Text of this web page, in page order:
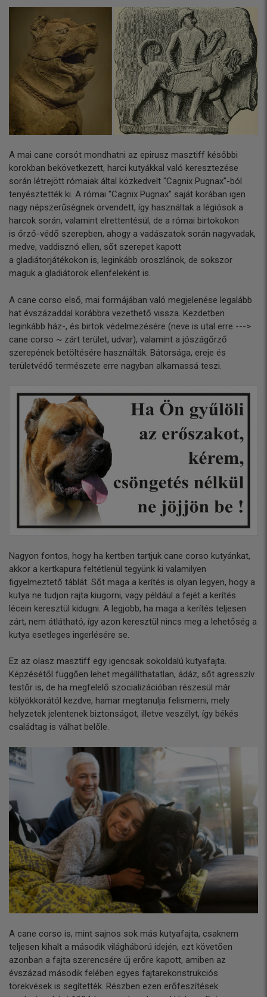
A mai cane corsót mondhatni az epirusz masztiff későbbi
korokban bekövetkezett, harci kutyákkal való keresztezése
során létrejött rómaiak által közkedvelt "Cagnix Pugnax"-ból
tenyésztették ki. A római "Cagnix Pugnax" saját korában igen
nagy népszerűségnek örvendett, így használtak a légiósok a
harcok során, valamint elrettentésül, de a római birtokokon
is őrző-védő szerepben, ahogy a vadászatok során nagyvadak,
medve, vaddisznó ellen, sőt szerepet kapott
a gladiátorjátékokon is, leginkább oroszlánok, de sokszor
maguk a gladiátorok ellenfeleként is.
A cane corso első, mai formájában való megjelenése legalább
hat évszázaddal korábbra vezethető vissza. Kezdetben
leginkább ház-, és birtok védelmezésére (neve is utal erre --->
cane corso ~ zárt terület, udvar), valamint a jószágőrző
szerepének betöltésére használták. Bátorsága, ereje és
területvédő természete erre nagyban alkamassá teszi.
Nagyon fontos, hogy ha kertben tartjuk cane corso kutyánkat,
akkor a kertkapura feltétlenül tegyünk ki valamilyen
figyelmeztető táblát. Sőt maga a kerítés is olyan legyen, hogy a
kutya ne tudjon rajta kiugorni, vagy például a fejét a kerítés
lécein keresztül kidugni. A legjobb, ha maga a kerítés teljesen
zárt, nem átlátható, így azon keresztül nincs meg a lehetőség a
kutya esetleges ingerlésére se.
Ez az olasz masztiff egy igencsak sokoldalú kutyafajta.
Képzésétől függően lehet megállíthatatlan, ádáz, sőt agresszív
testőr is, de ha megfelelő szocializációban részesül már
kölyökkorától kezdve, hamar megtanulja felismerni, mely
helyzetek jelentenek biztonságot, illetve veszélyt, így békés
családtag is válhat belőle.
A cane corso is, mint sajnos sok más kutyafajta, csaknem
teljesen kihalt a második világháború idején, ezt követően
azonban a fajta szerencsére új erőre kapott, amiben az
évszázad második felében egyes fajtarekonstrukciós
törekvések is segítették. Részben ezen erőfeszítések